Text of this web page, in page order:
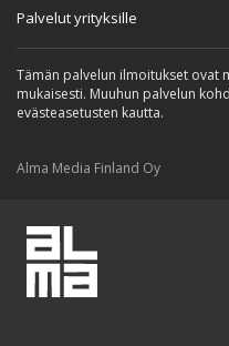
Palvelut yrityksille
Tämän palvelun ilmoitukset ovat
mukaisesti. Muuhun palvelun
evästeasetusten kautta.
Alma Media Finland Oy